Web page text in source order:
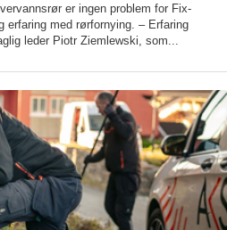
handelsopplevelse litt utenom
bygget består av to etasjer
lager i kjelleren. Butikken er
at kunden må vandre rundt i
alt.
er ingen problem for Fix-
erfaring med rørfornying. – Erfaring
leder Piotr Ziemlewski, som...